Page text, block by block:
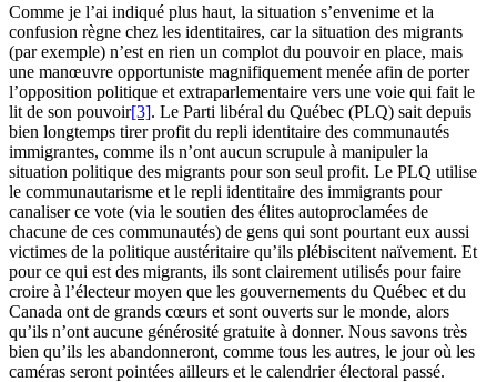
Comme je l’ai indiqué plus haut, la situation s’envenime et la
confusion règne chez les identitaires, car la situation des migrants
(par exemple) n’est en rien un complot du pouvoir en place, mais
une manœuvre opportuniste magnifiquement menée afin de porter
l’opposition politique et extraparlementaire vers une voie qui fait le
lit de son pouvoir[3]. Le Parti libéral du Québec (PLQ) sait depuis
bien longtemps tirer profit du repli identitaire des communautés
immigrantes, comme ils n’ont aucun scrupule à manipuler la
situation politique des migrants pour son seul profit. Le PLQ utilise
le communautarisme et le repli identitaire des immigrants pour
canaliser ce vote (via le soutien des élites autoproclamées de
chacune de ces communautés) de gens qui sont pourtant eux aussi
victimes de la politique austéritaire qu’ils plébiscitent naïvement. Et
pour ce qui est des migrants, ils sont clairement utilisés pour faire
croire à l’électeur moyen que les gouvernements du Québec et du
Canada ont de grands cœurs et sont ouverts sur le monde, alors
qu’ils n’ont aucune générosité gratuite à donner. Nous savons très
bien qu’ils les abandonneront, comme tous les autres, le jour où les
caméras seront pointées ailleurs et le calendrier électoral passé.